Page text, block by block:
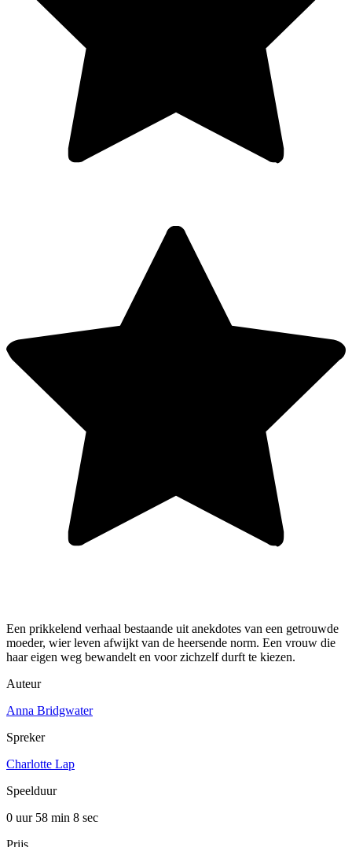
Een prikkelend verhaal bestaande uit anekdotes van een getrouwde
moeder, wier leven afwijkt van de heersende norm. Een vrouw die
haar eigen weg bewandelt en voor zichzelf durft te kiezen.
Auteur
Anna Bridgwater
Spreker
Charlotte Lap
Speelduur
0 uur 58 min 8 sec
Prijs